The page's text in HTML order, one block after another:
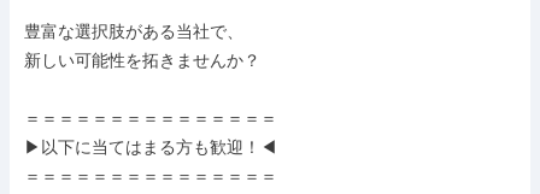
豊富な選択肢がある当社で、
新しい可能性を拓きませんか？
＝＝＝＝＝＝＝＝＝＝＝＝＝＝＝
▶以下に当てはまる方も歓迎！◀
＝＝＝＝＝＝＝＝＝＝＝＝＝＝＝